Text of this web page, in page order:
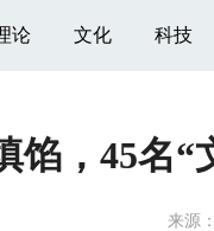
论 文化 科技
馅，45名“
来源：